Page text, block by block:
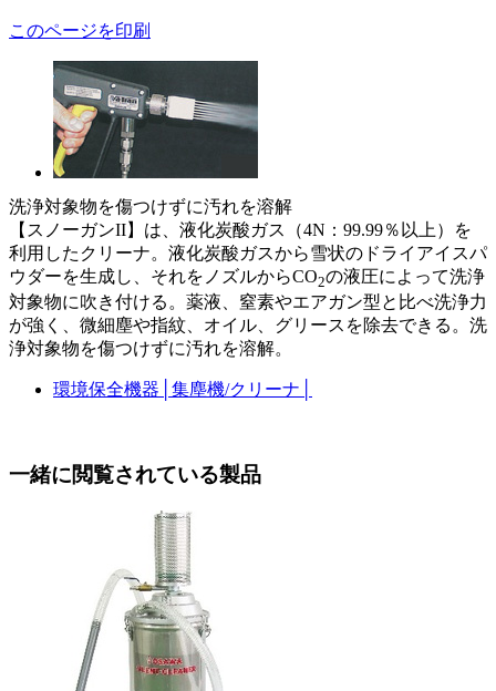
このページを印刷
洗浄対象物を傷つけずに汚れを溶解
【スノーガンII】は、液化炭酸ガス（4N：99.99％以上）を
利用したクリーナ。液化炭酸ガスから雪状のドライアイスパ
ウダーを生成し、それをノズルからCO2の液圧によって洗浄
対象物に吹き付ける。薬液、窒素やエアガン型と比べ洗浄力
が強く、微細塵や指紋、オイル、グリースを除去できる。洗
浄対象物を傷つけずに汚れを溶解。
環境保全機器 集塵機/クリーナ
一緒に閲覧されている製品